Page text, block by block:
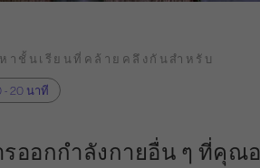
าชั้นเรียนที่คล้ายคลึงกันสำหรับ
- 20 นาที
รออกกำลังกายอื่น ๆ ที่คุณ